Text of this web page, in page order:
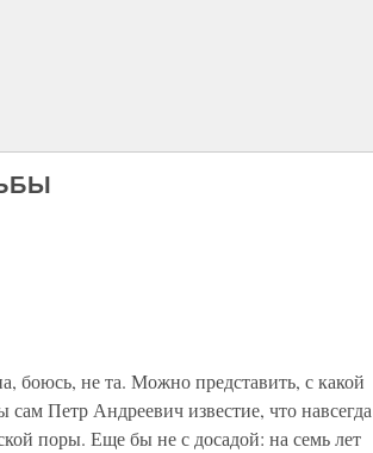
боюсь, не та. Можно представить, с какой
Петр Андреевич известие, что навсегда
поры. Еще бы не с досадой: на семь лет